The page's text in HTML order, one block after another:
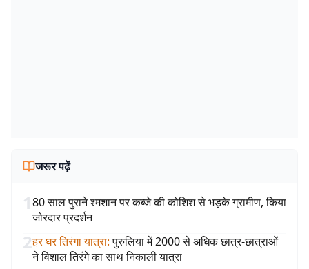
जरूर पढ़ें
180 साल पुराने श्मशान पर कब्जे की कोशिश से भड़के ग्रामीण, किया
जोरदार प्रदर्शन
2हर घर तिरंगा यात्रा: पुरुलिया में 2000 से अधिक छात्र-छात्राओं
ने विशाल तिरंगे का साथ निकाली यात्रा